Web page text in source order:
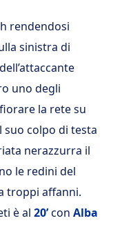
rendendosi
sinistra di
uno degli
la rete su
suo colpo di testa
nerazzurra il
le redini del
troppi affanni.
è al 20’con Alba